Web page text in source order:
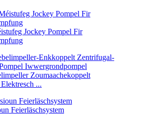
Jockey Pompel Fir
Zoumaachekoppelt
...
Feierläschsystem